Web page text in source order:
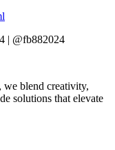
| @fb882024
we blend creativity,
solutions that elevate